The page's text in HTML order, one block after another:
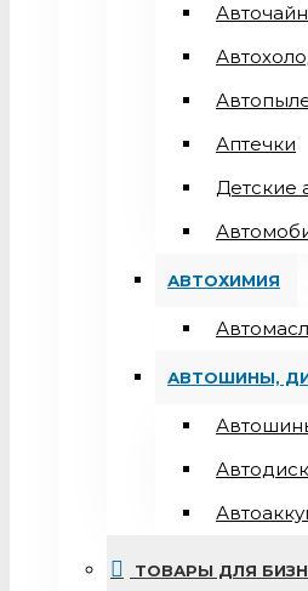
Аптечки
Детские
АВТОХИМИЯ
АВТОШИНЫ,
ТОВАРЫ ДЛЯ